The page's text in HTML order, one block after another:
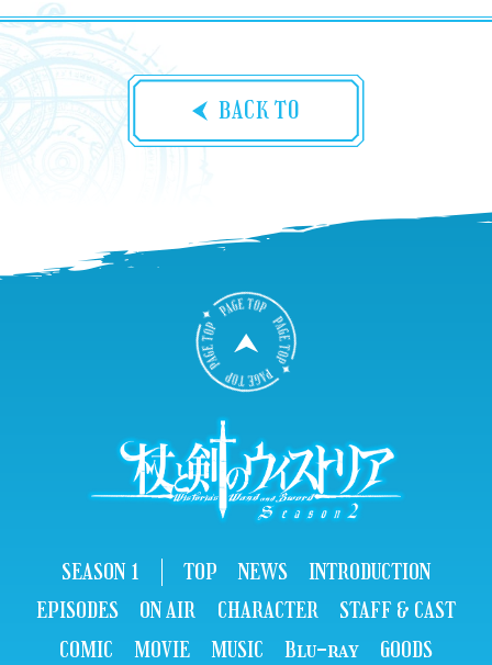
BACK TO
B
A
T
O
SEASON 1 TOP NEWS
INTRODUCTION
EPISODES
ON AIR CHARACTER
STAFF & CAST
COMIC
MOVIE MUSIC Blu-ray GOODS